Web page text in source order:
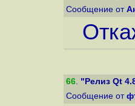
Сообщение от
66. "Релиз Qt
Сообщение от